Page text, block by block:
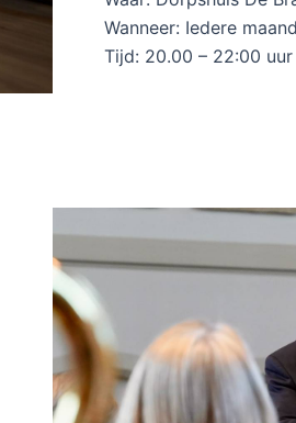
Wanneer: Iedere
Tijd: 20.00 – 22:00 uur